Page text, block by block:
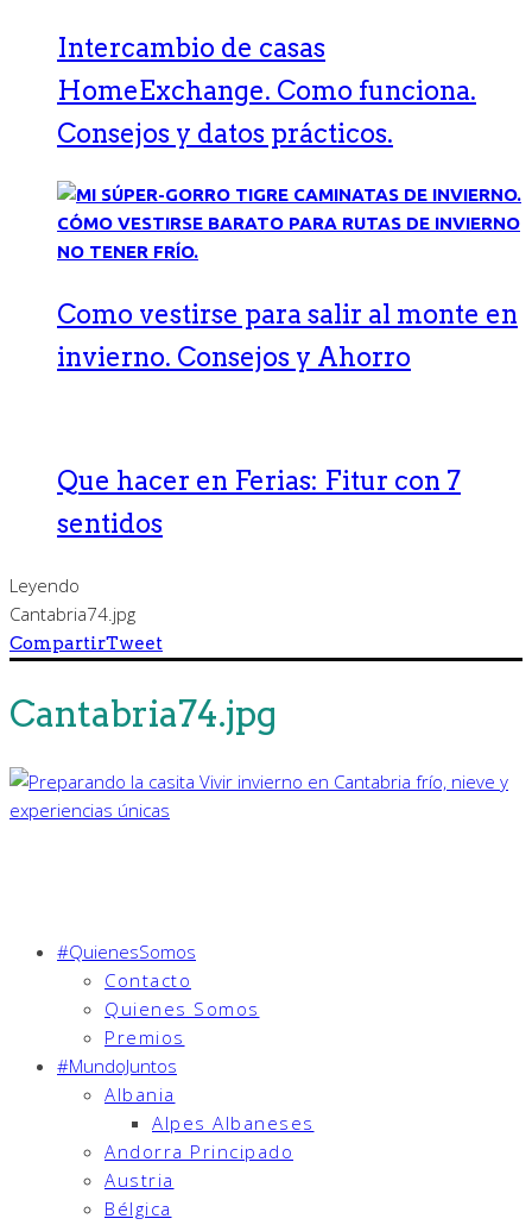
Intercambio de casas
HomeExchange. Como funciona.
Consejos y datos prácticos.
Como vestirse para salir al monte en
invierno. Consejos y Ahorro
Que hacer en Ferias: Fitur con 7
sentidos
Leyendo
Cantabria74.jpg
CompartirTweet
Cantabria74.jpg
#QuienesSomos
Contacto
Quienes Somos
Premios
#MundoJuntos
Albania
Alpes Albaneses
Andorra Principado
Austria
Bélgica